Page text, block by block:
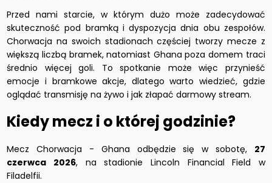
Przed nami starcie, w którym dużo może zadecydować
skuteczność pod bramką i dyspozycja dnia obu zespołów.
Chorwacja na swoich stadionach częściej tworzy mecze z
większą liczbą bramek, natomiast Ghana poza domem traci
średnio więcej goli. To spotkanie może więc przynieść
emocje i bramkowe akcje, dlatego warto wiedzieć, gdzie
oglądać transmisję na żywo i jak złapać darmowy stream.
Kiedy mecz i o której godzinie?
Mecz Chorwacja - Ghana odbędzie się w sobotę, 27
czerwca 2026, na stadionie Lincoln Financial Field w
Filadelfii.